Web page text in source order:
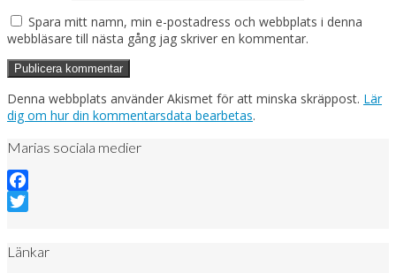
Spara mitt namn, min e-postadress och webbplats i denna
webbläsare till nästa gång jag skriver en kommentar.
Denna webbplats använder Akismet för att minska skräppost. Lär
dig om hur din kommentarsdata bearbetas.
Marias sociala medier
Facebook
Länkar